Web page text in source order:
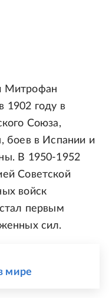
Митрофан
1902 году в
Союза,
боев в Испании и
В 1950-1952
Советской
войск
стал первым
сил.
мире